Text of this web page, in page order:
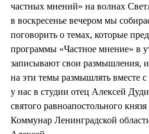
частных мнений» на волнах
в воскресенье вечером мы
поговорить о темах, которые
программы «Частное мнение» в
записывают свои размышления,
на эти темы размышлять вместе
у нас в студии отец Алексей
святого равноапостольного
Коммунар Ленинградской